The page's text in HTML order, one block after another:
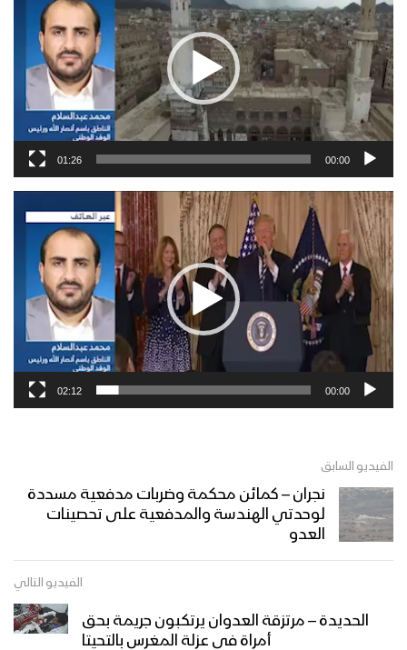
00:00
01:26
مشغل
الفيديو
00:00
02:12
الفيديو السابق
نجران – كمائن محكمة وضربات مدفعية مسددة
لوحدتي الهندسة والمدفعية على تحصينات
العدو
الفيديو التالي
الحديدة – مرتزقة العدوان يرتكبون جريمة بحق
أمراة في عزلة المغرس بالتحيتا